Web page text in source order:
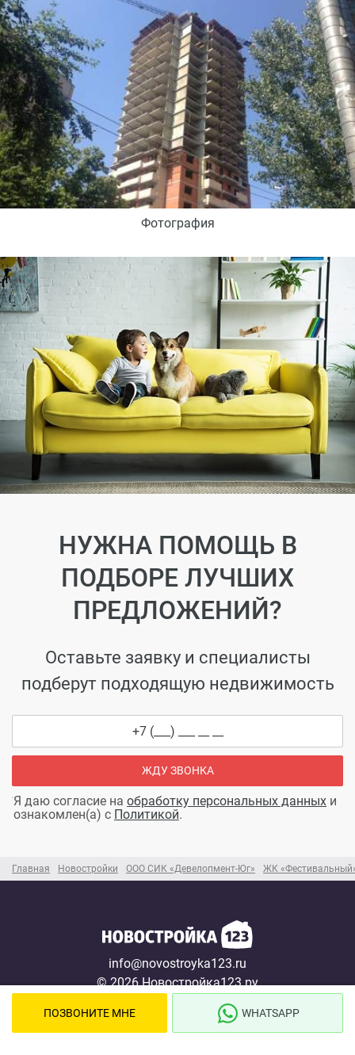
Главная Новостройки ООО СИК «Девелопмент-Юг» ЖК
Фотография
НУЖНА ПОМОЩЬ В
ПОДБОРЕ ЛУЧШИХ
ПРЕДЛОЖЕНИЙ?
Оставьте заявку и специалисты
подберут подходящую недвижимость
ЖДУ ЗВОНКА
Я даю согласие на обработку персональных данных и
ознакомлен(а) с Политикой.
info@novostroyka123.ru
© 2026 Новостройка123.ру
ПОЗВОНИТЕ МНЕ WHATSAPP